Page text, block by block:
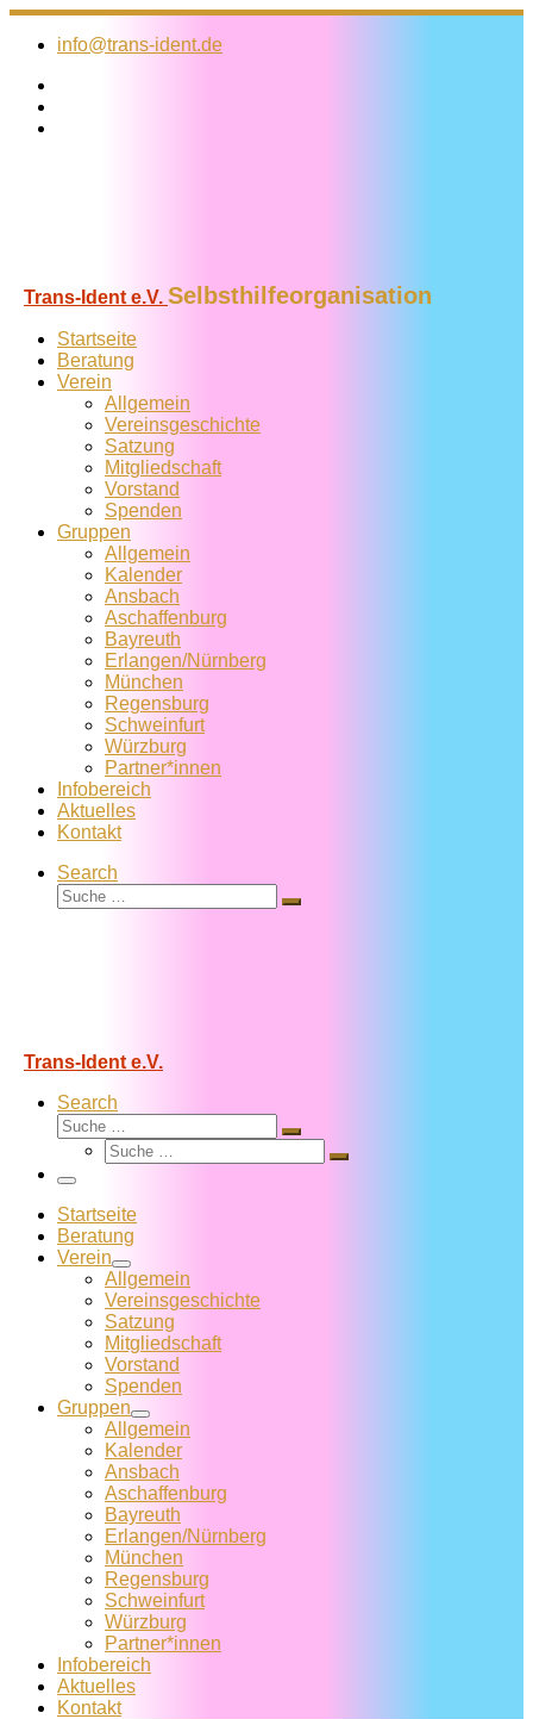
Zum
Inhalt
info@trans-ident.de
Trans-Ident e.V. Selbsthilfeorganisation
Startseite
Beratung
Verein
Allgemein
Vereins­geschichte
Satzung
Mitglied­schaft
Vorstand
Spenden
Gruppen
Allgemein
Kalender
Ansbach
Aschaffenburg
Bayreuth
Erlangen/Nürnberg
München
Regensburg
Schweinfurt
Würzburg
Partner*innen
Infobereich
Aktuelles
Kontakt
Search
Suche
Suche
Trans-Ident e.V.
Search
Suche
Suche
Suche
Suche
Menü
Startseite
Beratung
Verein
Allgemein
Vereins­geschichte
Satzung
Mitglied­schaft
Vorstand
Spenden
Gruppen
Allgemein
Kalender
Ansbach
Aschaffenburg
Bayreuth
Erlangen/Nürnberg
München
Regensburg
Schweinfurt
Würzburg
Partner*innen
Infobereich
Aktuelles
Kontakt